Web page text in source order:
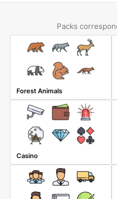
Packs
Forest Animals
Casino